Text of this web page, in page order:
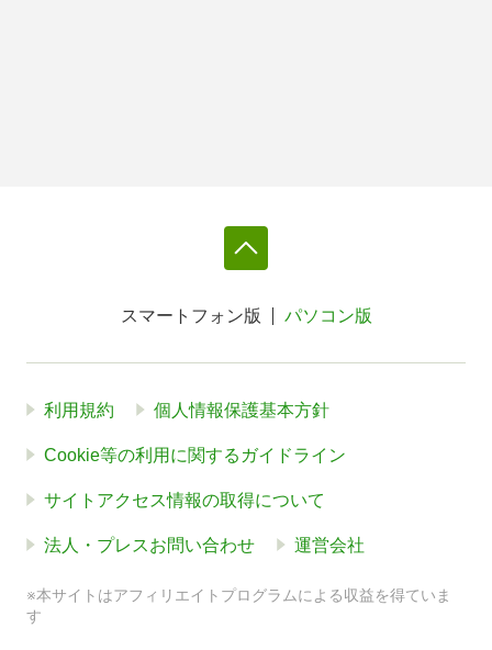
スマートフォン版 パソコン版
利用規約 個人情報保護基本方針
Cookie等の利用に関するガイドライン
サイトアクセス情報の取得について
法人・プレスお問い合わせ 運営会社
※本サイトはアフィリエイトプログラムによる収益を得ていま
す